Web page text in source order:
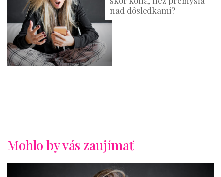
nad dôsledkami?
Mohlo by vás zaujímať